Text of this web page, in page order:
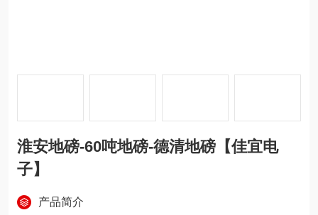
淮安地磅-60吨地磅-德清地磅【佳宜电
子】
产品简介